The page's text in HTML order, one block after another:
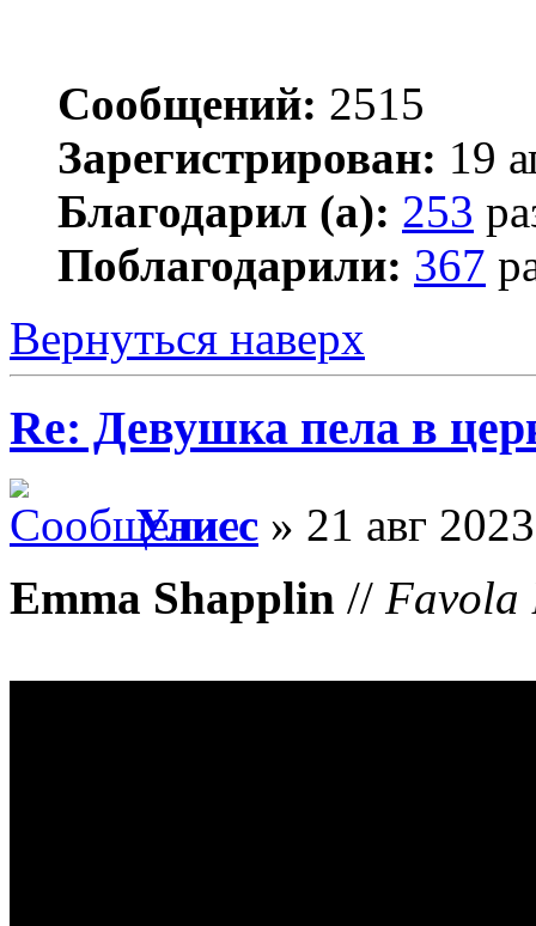
Сообщений: 2515
Зарегистрирован: 19
Благодарил (а): 253
Поблагодарили: 367
Вернуться наверх
Re: Девушка пела в
Улисс » 21 авг
Emma Shapplin // Favola